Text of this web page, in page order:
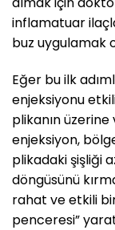
inflamatuar
buz uygulamak
Eğer bu ilk
enjeksiyonu
plikanın
enjeksiyon,
plikadaki şişliği
döngüsünü
rahat ve etkili
penceresi”